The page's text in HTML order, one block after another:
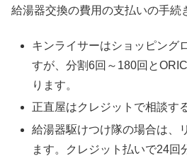
給湯器交換の費用の支払いの手続
キンライサーはショッピング
すが、分割6回～180回と
ります。
正直屋はクレジットで相談す
給湯器駆けつけ隊の場合は、
ます。クレジット払いで24回